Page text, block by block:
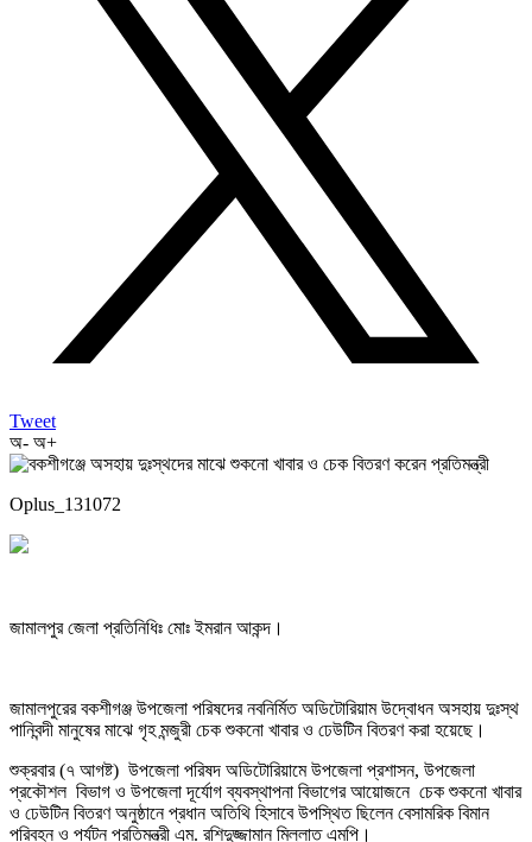
Tweet
অ- অ+
Oplus_131072
জামালপুর জেলা প্রতিনিধিঃ মোঃ ইমরান আকন্দ।
জামালপুরের বকশীগঞ্জ উপজেলা পরিষদের নবনির্মিত অডিটোরিয়াম উদ্বোধন অসহায় দুঃস্থ
পানিবন্দী মানুষের মাঝে গৃহ মন্জুরী চেক শুকনো খাবার ও ঢেউটিন বিতরণ করা হয়েছে।
শুক্রবার (৭ আগষ্ট) উপজেলা পরিষদ অডিটোরিয়ামে উপজেলা প্রশাসন, উপজেলা
প্রকৌশল বিভাগ ও উপজেলা দূর্যোগ ব্যবস্থাপনা বিভাগের আয়োজনে চেক শুকনো খাবার
ও ঢেউটিন বিতরণ অনুষ্ঠানে প্রধান অতিথি হিসাবে উপস্থিত ছিলেন বেসামরিক বিমান
পরিবহন ও পর্যটন প্রতিমন্ত্রী এম. রশিদুজ্জামান মিল্লাত এমপি।